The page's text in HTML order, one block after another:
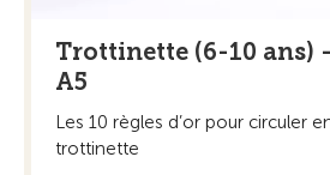
Trottinette (6-10 ans)
A5
Les 10 règles d’or pour circuler
trottinette